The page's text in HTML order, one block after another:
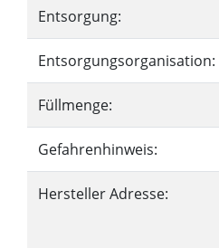
Entsorgung:
Entsorgungsorganisation:
Füllmenge:
Gefahrenhinweis:
Hersteller Adresse: